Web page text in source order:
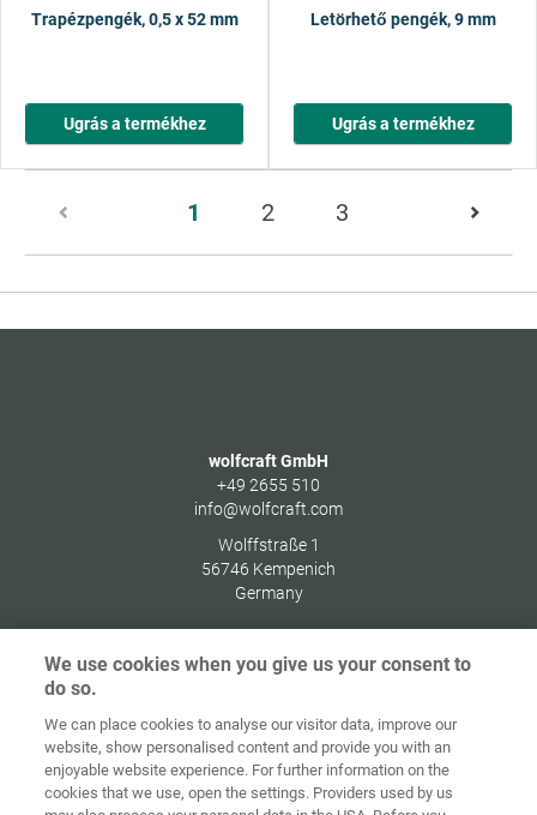
Trapézpengék, 0,5 x 52 mm
Ugrás a termékhez
Letörhető pengék, 9 mm
Ugrás a termékhez
1
oldal
2 3
wolfcraft GmbH
+49 2655 510
info@wolfcraft.com
Wolffstraße 1
56746 Kempenich
Germany
Indítóképernyő Kapcsolat Impresszum Adatvédelem
Általános
Üzleti
Feltételek Süti-irányelvek Bejelentkezés
We use cookies when you give us your consent to
do so.
We can place cookies to analyse our visitor data, improve our
website, show personalised content and provide you with an
enjoyable website experience. For further information on the
cookies that we use, open the settings. Providers used by us